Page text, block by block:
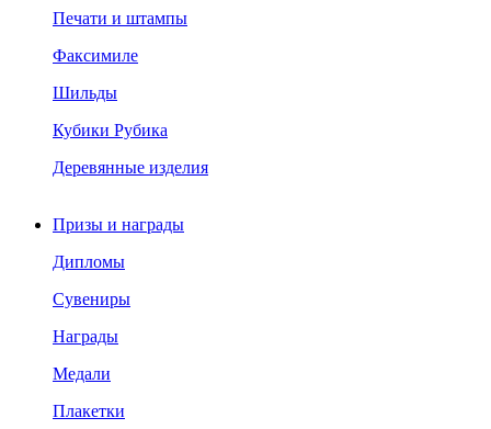
Печати и штампы
Факсимиле
Шильды
Кубики Рубика
Деревянные изделия
Призы и награды
Дипломы
Сувениры
Награды
Медали
Плакетки